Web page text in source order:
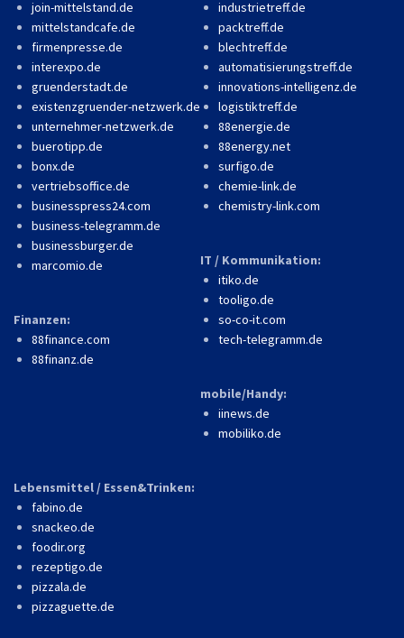
join-mittelstand.de
mittelstandcafe.de
firmenpresse.de
interexpo.de
gruenderstadt.de
existenzgruender-netzwerk.de
unternehmer-netzwerk.de
buerotipp.de
bonx.de
vertriebsoffice.de
businesspress24.com
business-telegramm.de
businessburger.de
marcomio.de
Finanzen:
88finance.com
88finanz.de
industrietreff.de
packtreff.de
blechtreff.de
automatisierungstreff.de
innovations-intelligenz.de
logistiktreff.de
88energie.de
88energy.net
surfigo.de
chemie-link.de
chemistry-link.com
IT / Kommunikation:
itiko.de
tooligo.de
so-co-it.com
tech-telegramm.de
mobile/Handy:
iinews.de
mobiliko.de
Lebensmittel / Essen&Trinken:
fabino.de
snackeo.de
foodir.org
rezeptigo.de
pizzala.de
pizzaguette.de